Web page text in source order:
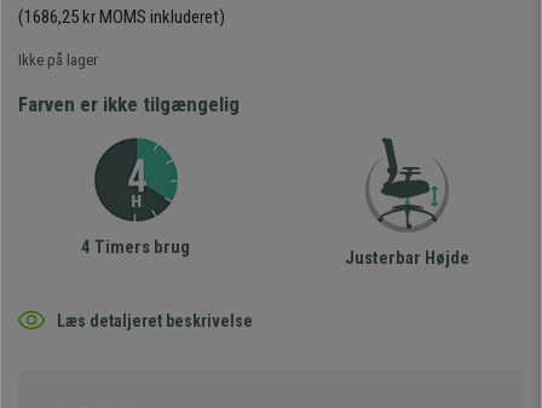
(1686,25 kr MOMS inkluderet)
Ikke på lager
Farven er ikke tilgængelig
4 Timers brug Justerbar Højde
Læs detaljeret beskrivelse